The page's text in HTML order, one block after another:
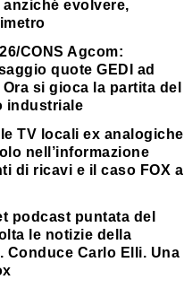
anziché evolvere,
CONS Agcom:
quote GEDI ad
si gioca la partita del
industriale
TV locali ex analogiche
nell’informazione
di ricavi e il caso FOX a
podcast puntata del
le notizie della
Conduce Carlo Elli. Una